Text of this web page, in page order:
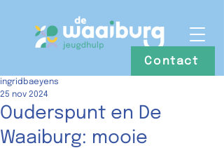
Contact
Ouderspunt en De
Waaiburg: mooie
ingridbaeyens
25 nov 2024